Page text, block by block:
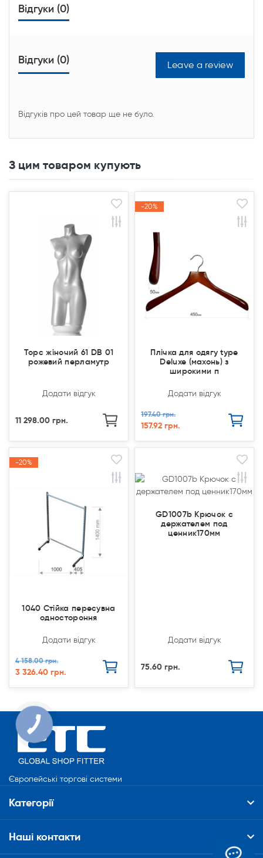
Відгуки (0)
Відгуки (0) Leave a review
Відгуків про цей товар ще не було.
З цим товаром купують
Торс жіночий 61 DB 01
рожевий перламутр
Додати відгук
11 298.00 грн.
-20%
-20%
Плічка для одягу type
Deluxe (махонь) з
широкими п
Додати відгук
197.40 грн.
157.92 грн.
-20%
-20%
1040 Стійка пересувна
одностороння
Додати відгук
4 158.00 грн.
3 326.40 грн.
GD1007b Крючок с
держателем под
ценник170мм
Додати відгук
75.60 грн.
Європейські торгові системи
Категорії
Наші контакти